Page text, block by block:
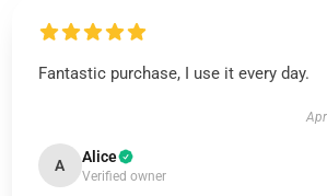
Fantastic purchase, I use it every day.
A Alice
Verified owner